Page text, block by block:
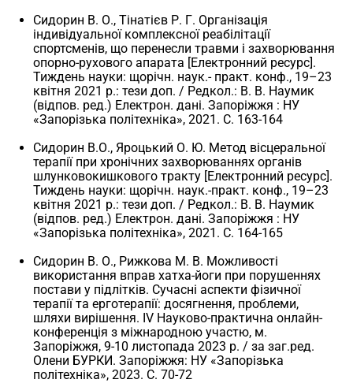
Сидорин В. О., Тінатієв Р. Г. Організація
індивідуальної комплексної реабілітації
спортсменів, що перенесли травми і захворювання
опорно-рухового апарата [Електронний ресурс].
Тиждень науки: щорічн. наук.- практ. конф., 19–23
квітня 2021 р.: тези доп. / Редкол.: В. В. Наумик
(відпов. ред.) Електрон. дані. Запоріжжя : НУ
«Запорізька політехніка», 2021. С. 163-164
Сидорин В.О., Яроцький О. Ю. Метод вісцеральної
терапії при хронічних захворюваннях органів
шлунковокишкового тракту [Електронний ресурс].
Тиждень науки: щорічн. наук.-практ. конф., 19–23
квітня 2021 р.: тези доп. / Редкол.: В. В. Наумик
(відпов. ред.) Електрон. дані. Запоріжжя : НУ
«Запорізька політехніка», 2021. С. 164-165
Сидорин В. О., Рижкова М. В. Можливості
використання вправ хатха-йоги при порушеннях
постави у підлітків. Сучасні аспекти фізичної
терапії та ерготерапії: досягнення, проблеми,
шляхи вирішення. ІV Науково-практична онлайн-
конференція з міжнародною участю, м.
Запоріжжя, 9-10 листопада 2023 р. / за заг.ред.
Олени БУРКИ. Запоріжжя: НУ «Запорізька
політехніка», 2023. С. 70-72